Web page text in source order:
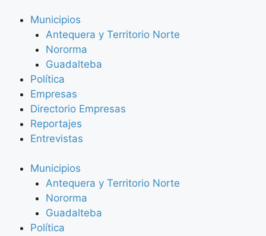
Municipios
Antequera y Territorio Norte
Nororma
Guadalteba
Política
Empresas
Directorio Empresas
Reportajes
Entrevistas
Municipios
Antequera y Territorio Norte
Nororma
Guadalteba
Política